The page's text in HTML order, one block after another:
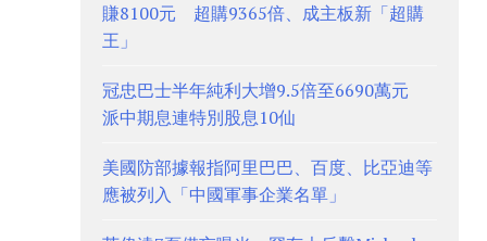
賺8100元 超購9365倍、成主板新「超購
王」
冠忠巴士半年純利大增9.5倍至6690萬元
派中期息連特別股息10仙
美國防部據報指阿里巴巴、百度、比亞迪等
應被列入「中國軍事企業名單」